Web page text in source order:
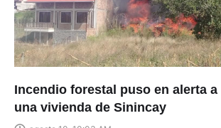
Incendio forestal puso en alerta
una vivienda de Sinincay